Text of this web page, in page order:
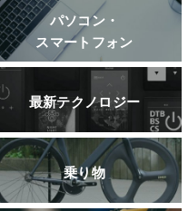
パソコン・
スマートフォン
最新テクノロジー
乗り物